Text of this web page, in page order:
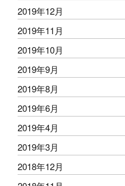
2019年12月
2019年11月
2019年10月
2019年9月
2019年8月
2019年6月
2019年4月
2019年3月
2018年12月